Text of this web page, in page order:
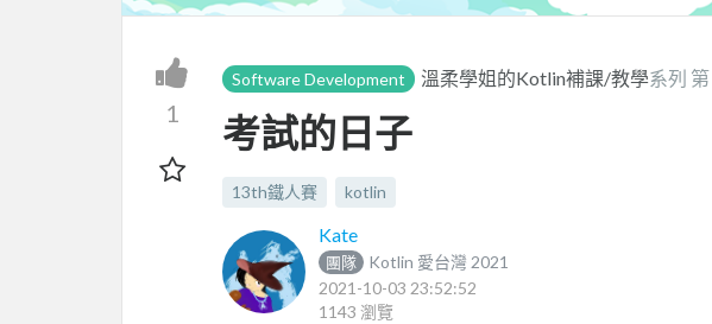
1
Software Development 溫柔學姐的Kotlin補課/教學系列 第
考試的日子
13th鐵人賽 kotlin
Kate
團隊
Kotlin 愛台灣 2021
2021-10-03 23:52:52
1143 瀏覽